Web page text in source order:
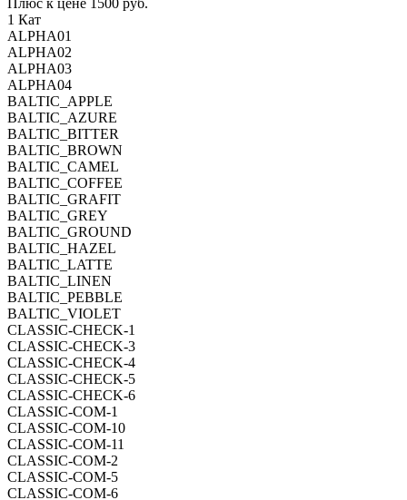
1 Кат
ALPHA01
ALPHA02
ALPHA03
ALPHA04
BALTIC_APPLE
BALTIC_AZURE
BALTIC_BITTER
BALTIC_BROWN
BALTIC_CAMEL
BALTIC_COFFEE
BALTIC_GRAFIT
BALTIC_GREY
BALTIC_GROUND
BALTIC_HAZEL
BALTIC_LATTE
BALTIC_LINEN
BALTIC_PEBBLE
BALTIC_VIOLET
CLASSIC-CHECK-1
CLASSIC-CHECK-3
CLASSIC-CHECK-4
CLASSIC-CHECK-5
CLASSIC-CHECK-6
CLASSIC-COM-1
CLASSIC-COM-10
CLASSIC-COM-11
CLASSIC-COM-2
CLASSIC-COM-5
CLASSIC-COM-6